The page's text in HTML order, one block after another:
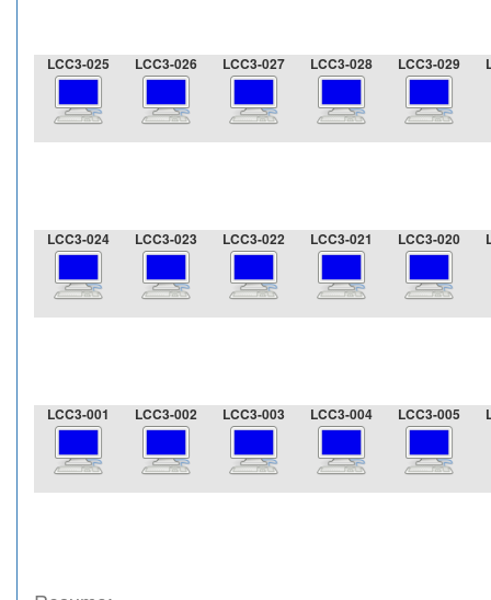
LCC3-025 LCC3-026 LCC3-027 LCC3-028 LCC3-029
LCC3-024 LCC3-023 LCC3-022 LCC3-021 LCC3-020
LCC3-001 LCC3-002 LCC3-003 LCC3-004 LCC3-005